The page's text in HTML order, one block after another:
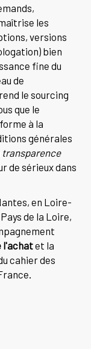
les
versions
bien
fine du
de
le sourcing
que le
à la
générales
transparence
de sérieux dans
en Loire-
de la Loire,
l'achatet la
cahier des